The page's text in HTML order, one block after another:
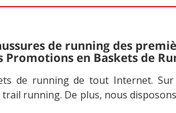
de running des
Promotions en Baskets de
de running de tout Internet.
running. De plus, nous